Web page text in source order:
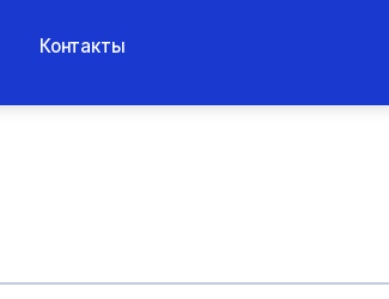
Контакты